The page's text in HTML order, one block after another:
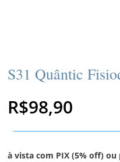
S31 Quântic
R$98,90
à vista com PIX (5% off)